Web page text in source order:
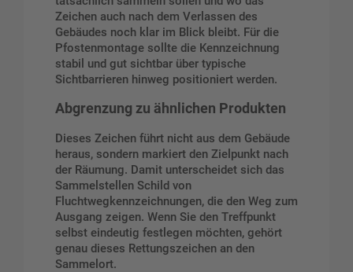
Zeichen auch nach dem Verlassen des
Gebäudes noch klar im Blick bleibt. Für die
Pfostenmontage sollte die Kennzeichnung
stabil und gut sichtbar über typische
Sichtbarrieren hinweg positioniert werden.
Abgrenzung zu ähnlichen Produkten
Dieses Zeichen führt nicht aus dem Gebäude
heraus, sondern markiert den Zielpunkt nach
der Räumung. Damit unterscheidet sich das
Sammelstellen Schild von
Fluchtwegkennzeichnungen, die den Weg zum
Ausgang zeigen. Wenn Sie den Treffpunkt
selbst eindeutig festlegen möchten, gehört
genau dieses Rettungszeichen an den
Sammelort.